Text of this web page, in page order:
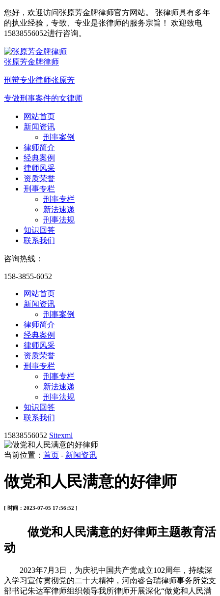
您好，欢迎访问张原芳金牌律师官方网站。 张律师具有多年
的执业经验，专致、专业是张律师的服务宗旨！ 欢迎致电
15838556052进行咨询。
张原芳金牌律师
刑辩专业律师张原芳
专做刑事案件的女律师
网站首页
新闻资讯
刑事案例
律师简介
经典案例
律师风采
资质荣誉
刑事专栏
刑事专栏
新法速递
刑事法规
知识回答
联系我们
咨询热线：
158-3855-6052
网站首页
新闻资讯
刑事案例
律师简介
经典案例
律师风采
资质荣誉
刑事专栏
刑事专栏
新法速递
刑事法规
知识回答
联系我们
15838556052 Sitexml
当前位置： 首页 - 新闻资讯
做党和人民满意的好律师
[ 时间：2023-07-05 17:56:52 ]
做党和人民满意的好律师主题教育活
动
2023年7月3日，为庆祝中国共产党成立102周年，持续深
入学习宣传贯彻党的二十大精神，河南睿合瑞律师事务所党支
部书记朱达军律师组织领导我所律师开展深化“做党和人民满